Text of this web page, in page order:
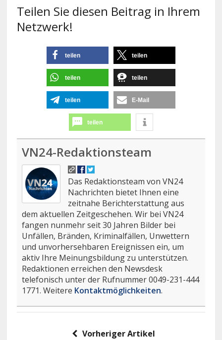
Teilen Sie diesen Beitrag in Ihrem
Netzwerk!
teilen teilen
teilen teilen
teilen E-Mail
teilen
VN24-Redaktionsteam
Das Redaktionsteam von VN24
Nachrichten bietet Ihnen eine
zeitnahe Berichterstattung aus
dem aktuellen Zeitgeschehen. Wir bei VN24
fangen nunmehr seit 30 Jahren Bilder bei
Unfällen, Bränden, Kriminalfällen, Unwettern
und unvorhersehbaren Ereignissen ein, um
aktiv Ihre Meinungsbildung zu unterstützen.
Redaktionen erreichen den Newsdesk
telefonisch unter der Rufnummer 0049-231-444
1771. Weitere Kontaktmöglichkeiten.
Vorheriger Artikel